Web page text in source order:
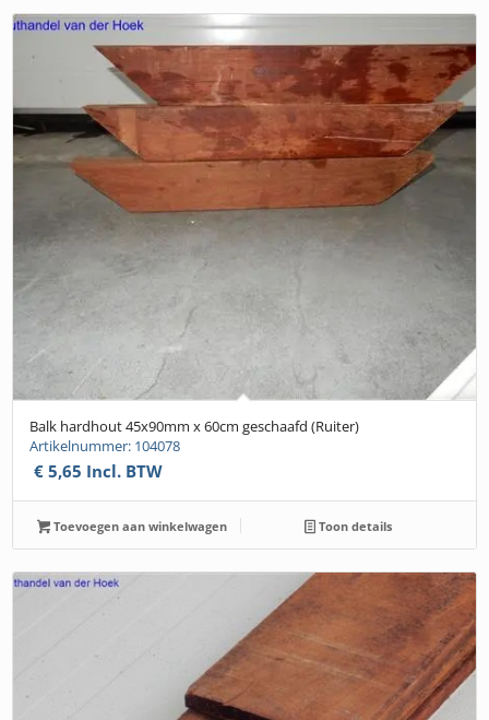
Balk hardhout 45x90mm x 60cm geschaafd (Ruiter)
Artikelnummer: 104078
€ 5,65 Incl. BTW
Toevoegen aan winkelwagen Toon details